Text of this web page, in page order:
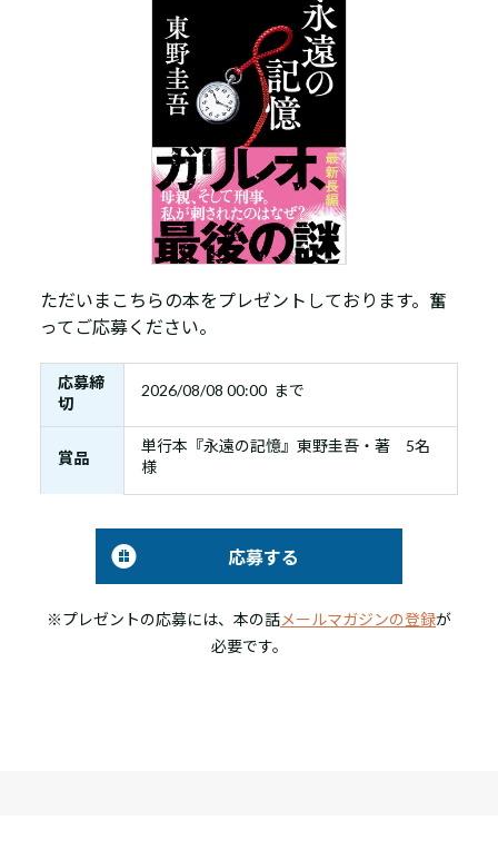
ただいまこちらの本をプレゼントしております。奮
ってご応募ください。
応募締
切
2026/08/08 00:00 まで
賞品
単行本『永遠の記憶』東野圭吾・著 5名
様
応募する
※プレゼントの応募には、本の話メールマガジンの登録が
必要です。